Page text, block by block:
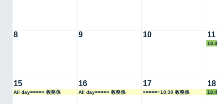
8 9 10 11
15
All day====> 教務係
16
All day====> 教務係
17
<====~18:30 教務係
18